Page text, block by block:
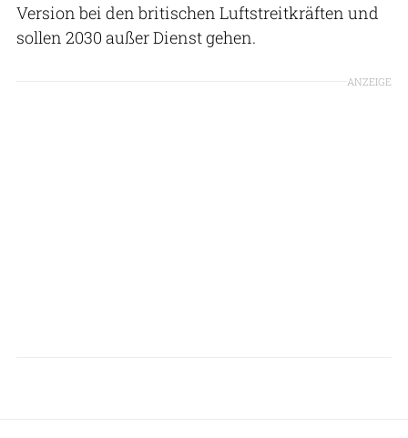
Version bei den britischen Luftstreitkräften und
sollen 2030 außer Dienst gehen.
ANZEIGE